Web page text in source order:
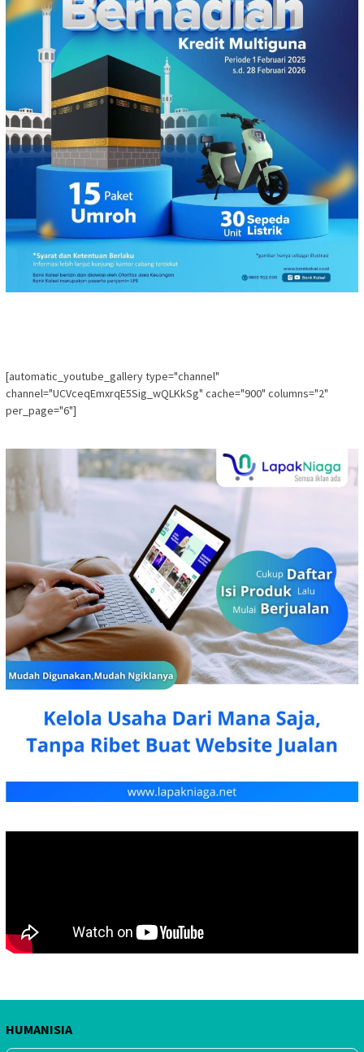
[automatic_youtube_gallery type="channel"
channel="UCVceqEmxrqE5Sig_wQLKkSg" cache="900" columns="2"
per_page="6"]
HUMANISIA